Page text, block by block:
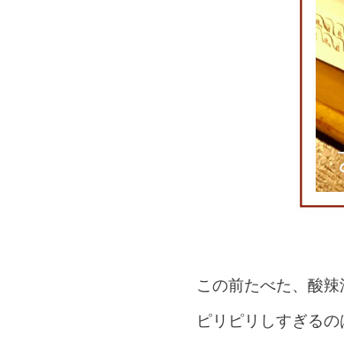
この前たべた、酸
ピリピリしすぎる